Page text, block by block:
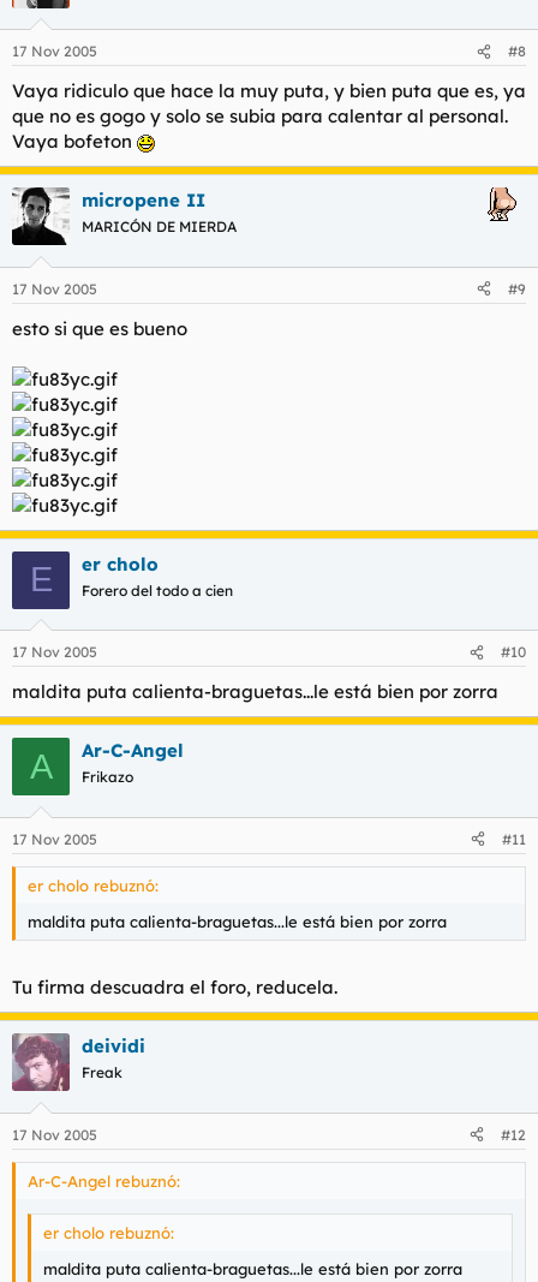
17 Nov 2005 #8
Vaya ridiculo que hace la muy puta, y bien puta que es, ya
que no es gogo y solo se subia para calentar al personal.
Vaya bofeton
micropene II
MARICÓN DE MIERDA
17 Nov 2005 #9
esto si que es bueno
E er cholo
Forero del todo a cien
17 Nov 2005 #10
maldita puta calienta-braguetas...le está bien por zorra
A Ar-C-Angel
Frikazo
17 Nov 2005 #11
er cholo rebuznó:
maldita puta calienta-braguetas...le está bien por zorra
Tu firma descuadra el foro, reducela.
deividi
Freak
17 Nov 2005 #12
Ar-C-Angel rebuznó:
er cholo rebuznó:
maldita puta calienta-braguetas...le está bien por zorra